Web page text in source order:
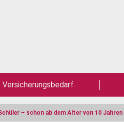
Versicherungsbedarf
– schon ab dem Alter von 10